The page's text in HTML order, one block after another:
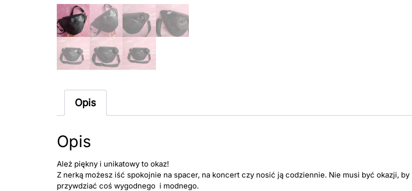
Opis
Opis
Ależ piękny i unikatowy to okaz!
Z nerką możesz iść spokojnie na spacer, na koncert czy nosić ją codziennie. Nie musi być okazji, by
przywdziać coś wygodnego i modnego.